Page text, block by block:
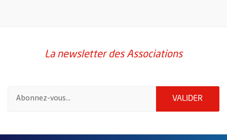
La newsletter des Associations
VALIDER